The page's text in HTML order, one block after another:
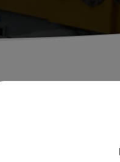
ligne Paris -
ligne. Le trafic
de maintenance
entre les gares de